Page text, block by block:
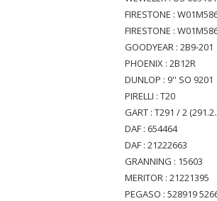
FIRESTONE :
FIRESTONE :
GOODYEAR : 2B9-201
PHOENIX : 2B12R
DUNLOP : 9'' SO 9201
PIRELLI : T20
GART : T291 / 2
DAF : 654464
DAF : 21222663
GRANNING : 15603
MERITOR : 21221395
PEGASO : 528919